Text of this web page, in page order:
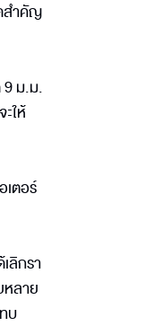
สำคัญ
9 ม.ม.
ให้
ตอร์
ลิกรา
หลาย
บ